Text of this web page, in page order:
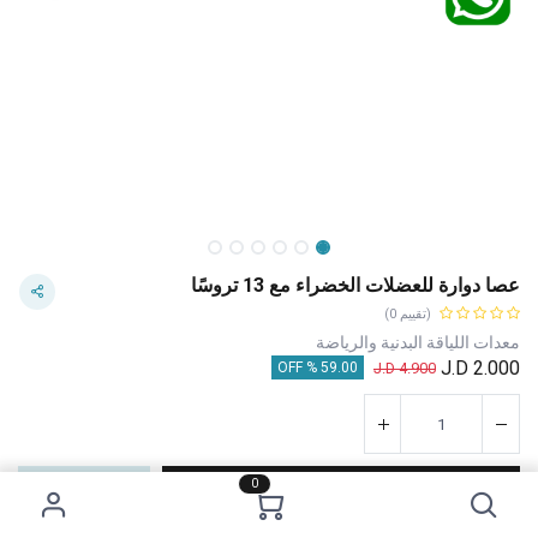
0
عصا دوارة للعضلات الخضراء مع 13 تروسًا
(تقييم 0)
معدات اللياقة البدنية والرياضة
2.000
4.900
J.D
59.00 % OFF
إضافة إلى عربة التسوق اشترِ الآن